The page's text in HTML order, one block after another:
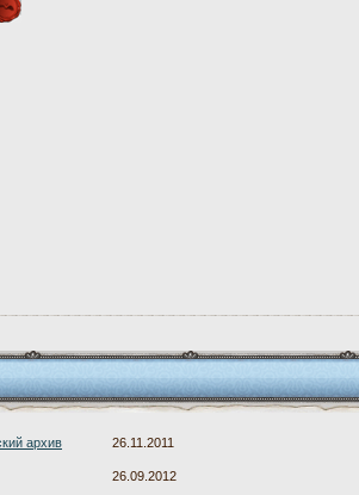
архив 26.11.2011
26.09.2012